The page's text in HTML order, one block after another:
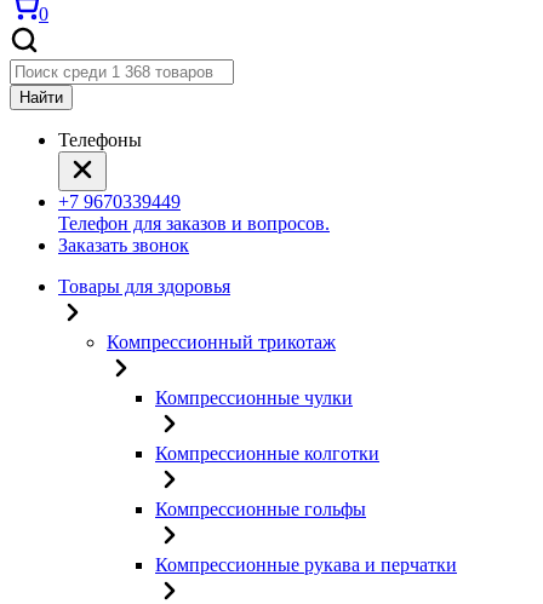
0
Найти
Телефоны
+7 9670339449
Телефон для заказов и вопросов.
Заказать звонок
Товары для здоровья
Компрессионный трикотаж
Компрессионные чулки
Компрессионные колготки
Компрессионные гольфы
Компрессионные рукава и перчатки